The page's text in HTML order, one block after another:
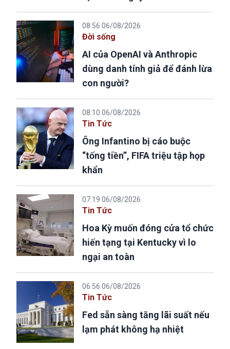
08:56 06/08/2026
Đời sống
AI của OpenAI và Anthropic
dùng danh tính giả để đánh lừa
con người?
08:10 06/08/2026
Tin Tức
Ông Infantino bị cáo buộc
“tống tiền”, FIFA triệu tập họp
khẩn
07:19 06/08/2026
Tin Tức
Hoa Kỳ muốn đóng cửa tổ chức
hiến tạng tại Kentucky vì lo
ngại an toàn
06:56 06/08/2026
Tin Tức
Fed sẵn sàng tăng lãi suất nếu
lạm phát không hạ nhiệt